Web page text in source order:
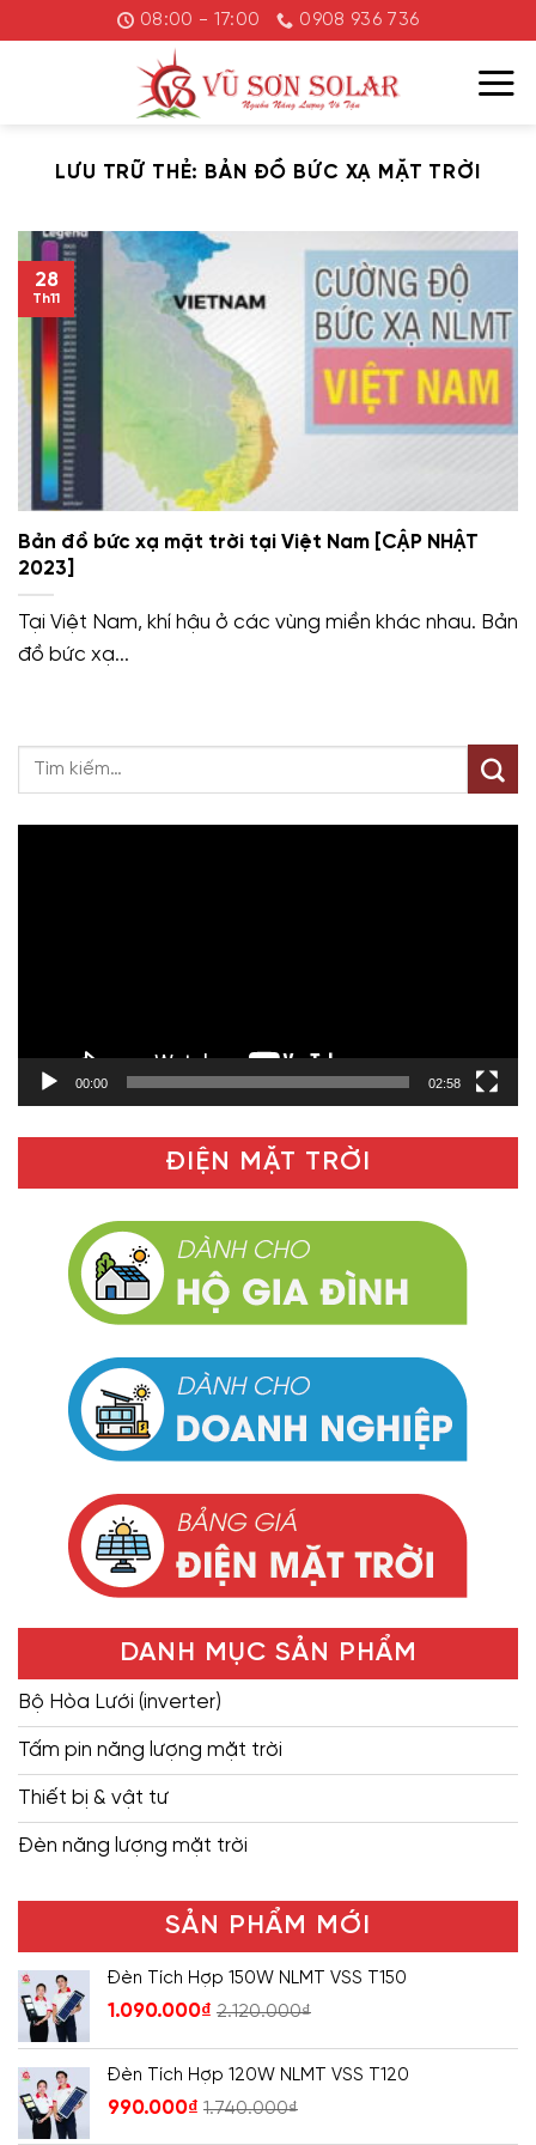
đến
08:00 - 17:00 0908 936 736
LƯU TRỮ THẺ: BẢN ĐỒ BỨC XẠ MẶT TRỜI
Bản đồ bức xạ mặt trời tại Việt Nam [CẬP NHẬT
2023]
Tại Việt Nam, khí hậu ở các vùng miền khác nhau. Bản
đồ bức xạ...
28
Th11
00:00 02:58
ĐIỆN MẶT TRỜI
DANH MỤC SẢN PHẨM
Bộ Hòa Lưới (inverter)
Tấm pin năng lượng mặt trời
Thiết bị & vật tư
Đèn năng lượng mặt trời
SẢN PHẨM MỚI
Đèn Tích Hợp 150W NLMT VSS T150
1.090.000₫ 2.120.000₫
Đèn Tích Hợp 120W NLMT VSS T120
990.000₫ 1.740.000₫